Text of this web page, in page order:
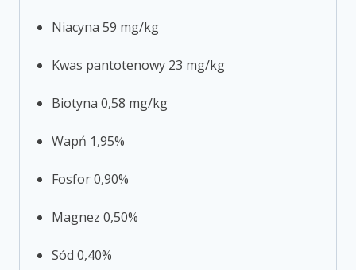
Niacyna 59 mg/kg
Kwas pantotenowy 23 mg/kg
Biotyna 0,58 mg/kg
Wapń 1,95%
Fosfor 0,90%
Magnez 0,50%
Sód 0,40%